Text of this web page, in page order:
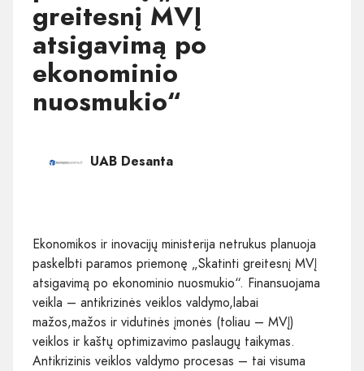
greitesnį MVĮ
atsigavimą po
ekonominio
nuosmukio“
UAB Desanta
Ekonomikos ir inovacijų ministerija netrukus planuoja
paskelbti paramos priemonę „Skatinti greitesnį MVĮ
atsigavimą po ekonominio nuosmukio“. Finansuojama
veikla – antikrizinės veiklos valdymo,labai
mažos,mažos ir vidutinės įmonės (toliau – MVĮ)
veiklos ir kaštų optimizavimo paslaugų taikymas.
Antikrizinis veiklos valdymo procesas – tai visuma